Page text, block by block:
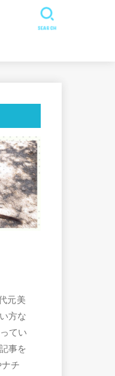
SEARCH
元美
方な
てい
事を
チ